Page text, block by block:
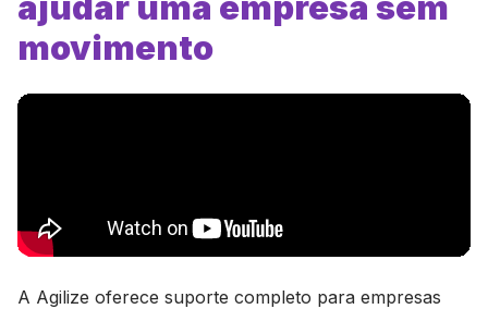
movimento
A Agilize oferece suporte completo para empresas